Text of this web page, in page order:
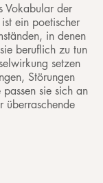
Vokabular der
ein poetischer
in denen
beruflich zu tun
setzen
Störungen
sie sich an
überraschende